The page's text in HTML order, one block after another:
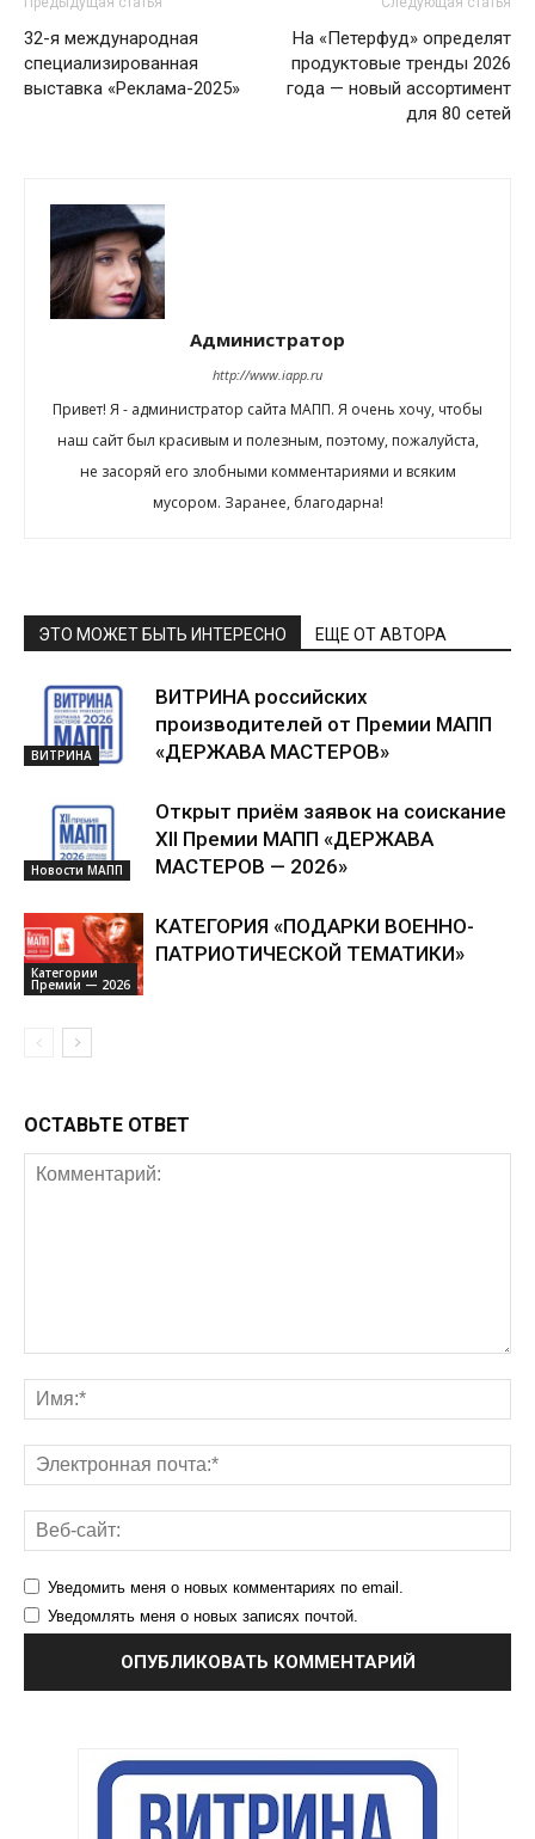
32-я международная
специализированная
выставка «Реклама-2025»
На «Петерфуд» определят
продуктовые тренды 2026
года — новый ассортимент
для 80 сетей
Администратор
http://www.iapp.ru
Привет! Я - администратор сайта МАПП. Я очень хочу, чтобы
наш сайт был красивым и полезным, поэтому, пожалуйста,
не засоряй его злобными комментариями и всяким
мусором. Заранее, благодарна!
ЭТО МОЖЕТ БЫТЬ ИНТЕРЕСНО ЕЩЕ ОТ АВТОРА
ВИТРИНА
ВИТРИНА российских
производителей от Премии МАПП
«ДЕРЖАВА МАСТЕРОВ»
Новости МАПП
Открыт приём заявок на соискание
XII Премии МАПП «ДЕРЖАВА
МАСТЕРОВ — 2026»
Категории
Премии — 2026
КАТЕГОРИЯ «ПОДАРКИ ВОЕННО-
ПАТРИОТИЧЕСКОЙ ТЕМАТИКИ»
ОСТАВЬТЕ ОТВЕТ
Уведомить меня о новых комментариях по email.
Уведомлять меня о новых записях почтой.